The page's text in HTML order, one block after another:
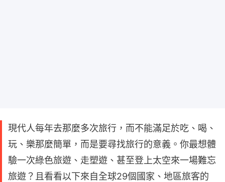
現代人每年去那麼多次旅行，而不能滿足於吃、喝、
玩、樂那麼簡單，而是要尋找旅行的意義。你最想體
驗一次綠色旅遊、走塑遊、甚至登上太空來一場難忘
旅遊？且看看以下來自全球29個國家、地區旅客的